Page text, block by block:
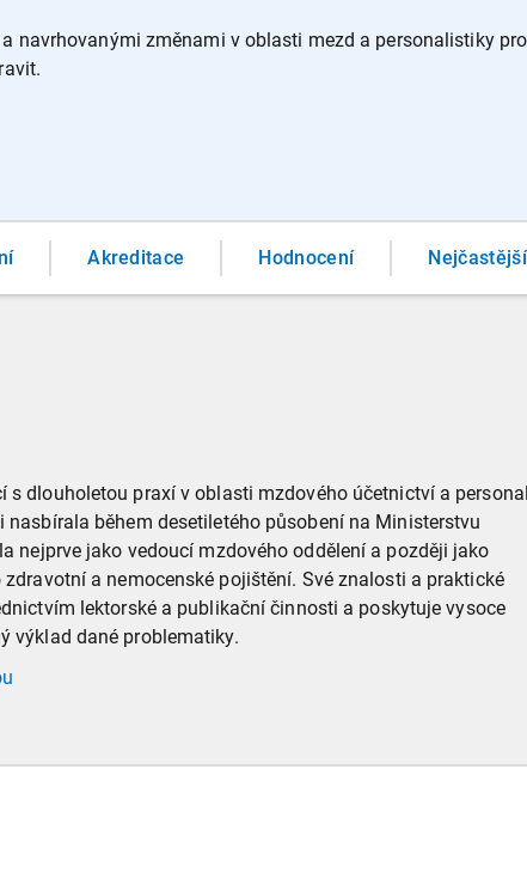
navrhovanými změnami v oblasti mezd a personalistiky
Akreditace Hodnocení
s dlouholetou praxí v oblasti mzdového účetnictví a
během desetiletého působení na Ministerstvu
nejprve jako vedoucí mzdového oddělení a později jako
a nemocenské pojištění. Své znalosti a praktické
lektorské a publikační činnosti a poskytuje vysoce
výklad dané problematiky.